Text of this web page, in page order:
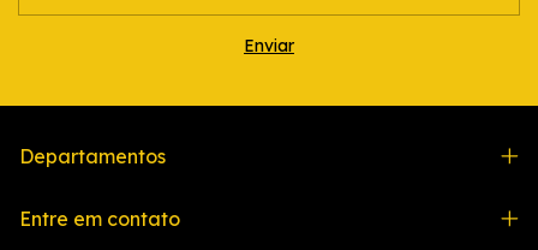
Departamentos
Entre em contato